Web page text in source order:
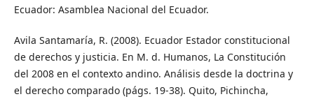
Ecuador: Asamblea Nacional del Ecuador.
Avila Santamaría, R. (2008). Ecuador Estador constitucional
de derechos y justicia. En M. d. Humanos, La Constitución
del 2008 en el contexto andino. Análisis desde la doctrina y
el derecho comparado (págs. 19-38). Quito, Pichincha,